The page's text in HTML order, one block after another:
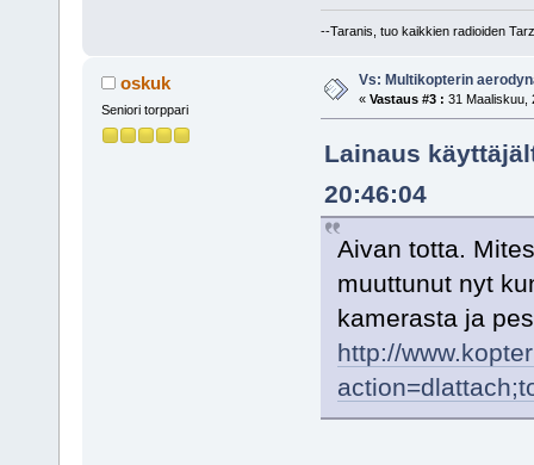
--Taranis, tuo kaikkien radioiden
oskuk
Seniori torppari
Vs: Multikopterin
« Vastaus #3 : 31 Maaliskuu,
Lainaus
20:46:04
Aivan totta.
muuttunut nyt
kamerasta ja
http://